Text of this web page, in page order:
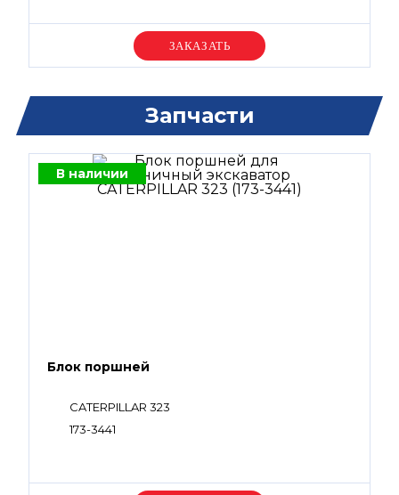
Уточняйте цену
Запчасти
В наличии
Блок поршней
CATERPILLAR 323
173-3441